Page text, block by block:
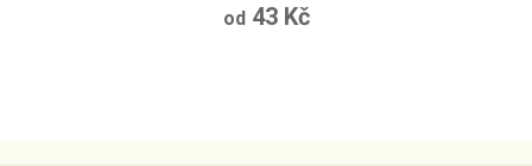
od43 Kč